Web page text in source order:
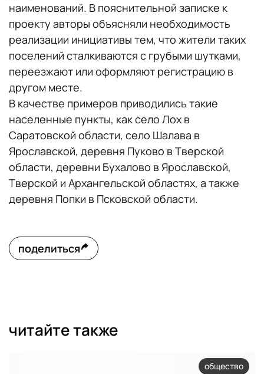
наименований. В пояснительной записке к
проекту авторы объясняли необходимость
реализации инициативы тем, что жители таких
поселений сталкиваются с грубыми шутками,
переезжают или оформляют регистрацию в
другом месте.
В качестве примеров приводились такие
населенные пункты, как село Лох в
Саратовской области, село Шалава в
Ярославской, деревня Пуково в Тверской
области, деревни Бухалово в Ярославской,
Тверской и Архангельской областях, а также
деревня Попки в Псковской области.
поделиться
читайте также
общество